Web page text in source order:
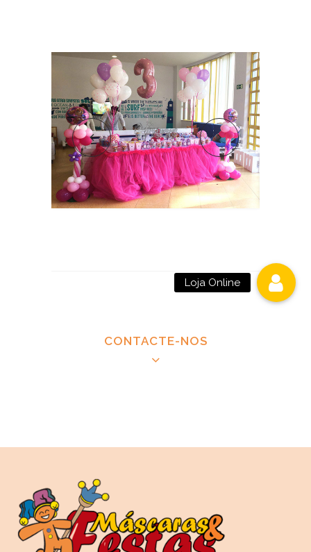
CONTACTE-NOS
Festas de aniversário da Patrulha Pata | Festas da
de aniversário da Patrulha Pata | Empresa de
decoração de festas da Patrulha Pata | Festas
para meninos da Patrulha Pata | Festas para
meninas da Patrulha Pata | Festas personalizadas
da Patrulha Pata | Festas à medida da Patrulha
Loja Online